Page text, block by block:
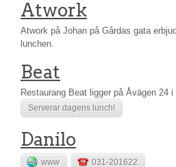
Atwork
Atwork på Johan på Gårdas gata
lunchen.
Beat
Restaurang Beat ligger på Åvägen 24 i
Serverar dagens lunch!
Danilo
031-201622
www